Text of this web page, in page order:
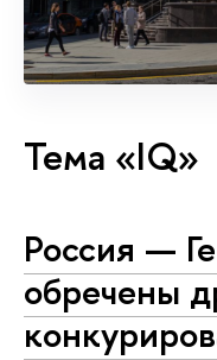
Тема «IQ»
Россия —
обречены